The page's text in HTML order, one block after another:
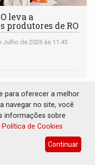
leva a
produtores de RO
Julho de 2026 às 11:43
para oferecer a melhor
navegar no site, você
informações sobre
Política de Cookies
Continuar